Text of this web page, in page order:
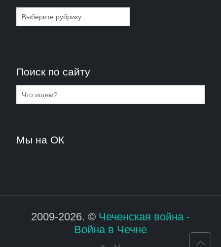
Рубрики
Поиск по сайту
Мы на ОК
2009-2026. © Чеченская война -
Война в Чечне